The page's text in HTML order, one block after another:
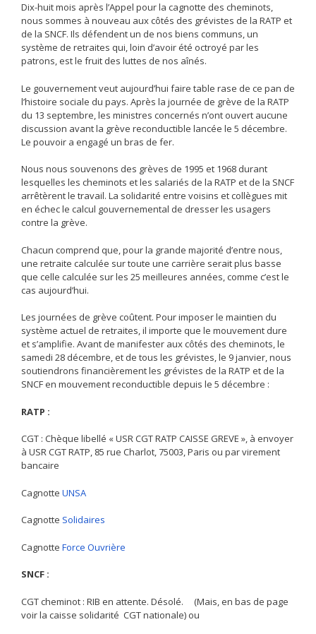
Dix-huit mois après l’Appel pour la cagnotte des cheminots,
nous sommes à nouveau aux côtés des grévistes de la RATP et
de la SNCF. Ils défendent un de nos biens communs, un
système de retraites qui, loin d’avoir été octroyé par les
patrons, est le fruit des luttes de nos aînés.
Le gouvernement veut aujourd’hui faire table rase de ce pan de
l’histoire sociale du pays. Après la journée de grève de la RATP
du 13 septembre, les ministres concernés n’ont ouvert aucune
discussion avant la grève reconductible lancée le 5 décembre.
Le pouvoir a engagé un bras de fer.
Nous nous souvenons des grèves de 1995 et 1968 durant
lesquelles les cheminots et les salariés de la RATP et de la SNCF
arrêtèrent le travail. La solidarité entre voisins et collègues mit
en échec le calcul gouvernemental de dresser les usagers
contre la grève.
Chacun comprend que, pour la grande majorité d’entre nous,
une retraite calculée sur toute une carrière serait plus basse
que celle calculée sur les 25 meilleures années, comme c’est le
cas aujourd’hui.
Les journées de grève coûtent. Pour imposer le maintien du
système actuel de retraites, il importe que le mouvement dure
et s’amplifie. Avant de manifester aux côtés des cheminots, le
samedi 28 décembre, et de tous les grévistes, le 9 janvier, nous
soutiendrons financièrement les grévistes de la RATP et de la
SNCF en mouvement reconductible depuis le 5 décembre :
RATP :
CGT : Chèque libellé « USR CGT RATP CAISSE GREVE », à envoyer
à USR CGT RATP, 85 rue Charlot, 75003, Paris ou par virement
bancaire
Cagnotte UNSA
Cagnotte Solidaires
Cagnotte Force Ouvrière
SNCF :
CGT cheminot : RIB en attente. Désolé. (Mais, en bas de page
voir la caisse solidarité CGT nationale) ou